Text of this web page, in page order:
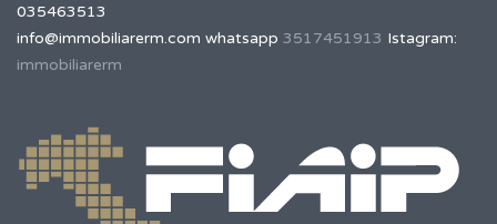
035463513
info@immobiliarerm.com whatsapp 3517451913 Istagram:
immobiliarerm